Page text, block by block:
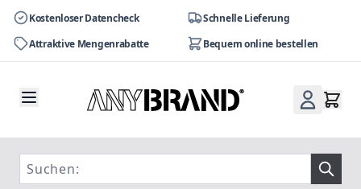
Kostenloser Datencheck
Schnelle Lieferung
Attraktive Mengenrabatte
Bequem online bestellen